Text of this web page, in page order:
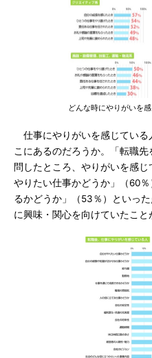
どんな時にやりがいを
仕事にやりがいを感じている
こにあるのだろうか。「転職
問したところ、やりがいを感
やりたい仕事かどうか」（60
るかどうか」（53％）といっ
に興味・関心を向けていたこと